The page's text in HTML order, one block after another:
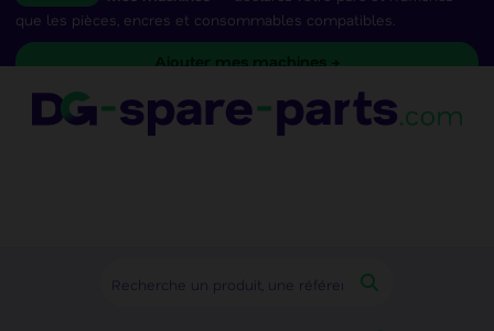
que les pièces, encres et consommables compatibles.
Ajouter mes machines →